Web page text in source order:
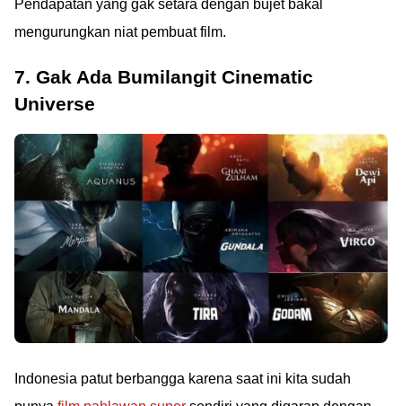
Pendapatan yang gak setara dengan bujet bakal
mengurungkan niat pembuat film.
7. Gak Ada Bumilangit Cinematic
Universe
Indonesia patut berbangga karena saat ini kita sudah